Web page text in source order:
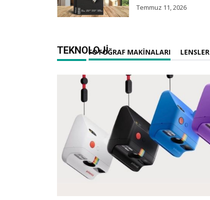
Temmuz 11, 2026
TEKNOLOJIFOTOĞRAF MAKINALARI LENSLER